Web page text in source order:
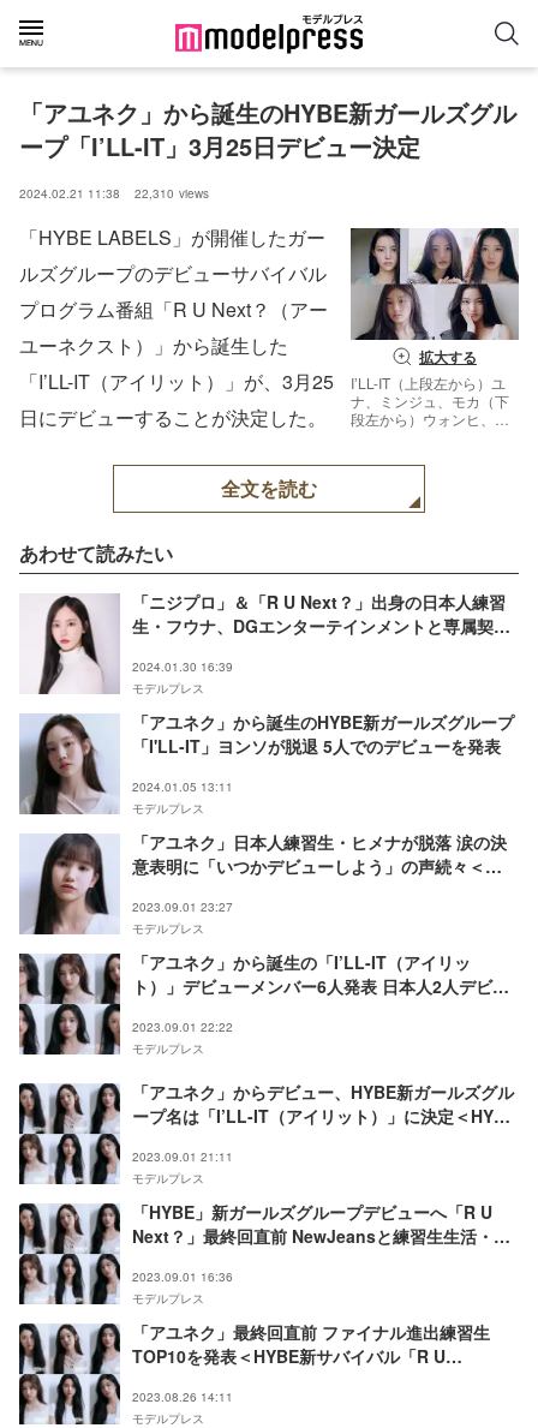
「アユネク」から誕生のHYBE新ガールズグル
ープ「I’LL-IT」3月25日デビュー決定
2024.02.21 11:38 22,310 views
拡大する
I’LL-IT（上段左から）ユ
ナ、ミンジュ、モカ（下
段左から）ウォンヒ、イ
「HYBE LABELS」が開催したガー
ルズグループのデビューサバイバル
プログラム番組「R U Next？（アー
ユーネクスト）」から誕生した
「I’LL-IT（アイリット）」が、3月25
日にデビューすることが決定した。
全文を読む
あわせて読みたい
「ニジプロ」＆「R U Next？」出身の日本人練習
生・フウナ、DGエンターテインメントと専属契約
2024.01.30 16:39
モデルプレス
「アユネク」から誕生のHYBE新ガールズグループ
「I'LL-IT」ヨンソが脱退 5人でのデビューを発表
2024.01.05 13:11
モデルプレス
「アユネク」日本人練習生・ヒメナが脱落 涙の決
意表明に「いつかデビューしよう」の声続々＜
2023.09.01 23:27
モデルプレス
「アユネク」から誕生の「I’LL-IT（アイリッ
ト）」デビューメンバー6人発表 日本人2人デビュ
2023.09.01 22:22
モデルプレス
「アユネク」からデビュー、HYBE新ガールズグル
ープ名は「I’LL-IT（アイリット）」に決定＜HYBE
2023.09.01 21:11
モデルプレス
「HYBE」新ガールズグループデビューへ「R U
Next？」最終回直前 NewJeansと練習生生活・日
2023.09.01 16:36
モデルプレス
「アユネク」最終回直前 ファイナル進出練習生
TOP10を発表＜HYBE新サバイバル「R U
2023.08.26 14:11
モデルプレス